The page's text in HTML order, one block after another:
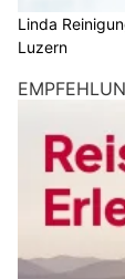
Linda
Luzern